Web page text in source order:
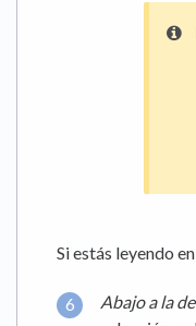
Si estás leyendo
Abajo a la